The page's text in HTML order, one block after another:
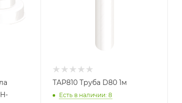
TAP810 Труба D80 1м
Есть в наличии: 8